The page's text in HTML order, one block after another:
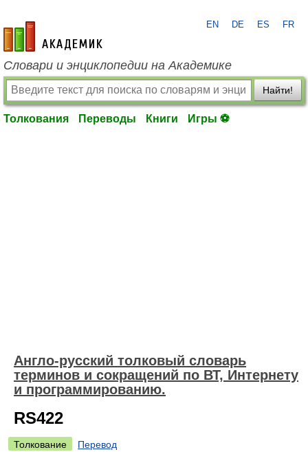
academic.ru
EN DE ES FR
Словари и энциклопедии на Академике
Найти!
Толкования Переводы Книги Игры ⚽
Англо-русский толковый словарь
терминов и сокращений по ВТ, Интернету
и программированию.
RS422
Толкование
Перевод